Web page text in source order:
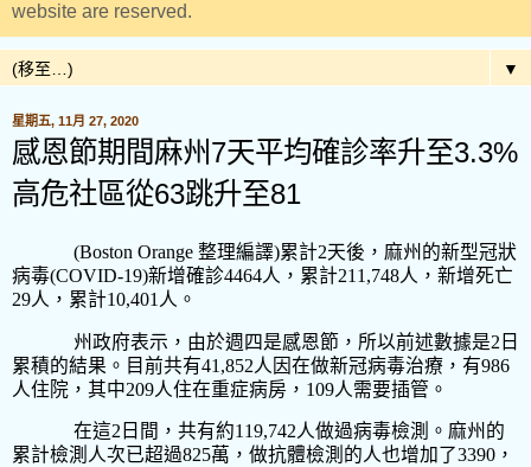
website are reserved.
▼
星期五, 11月 27, 2020
感恩節期間麻州7天平均確診率升至3.3%
高危社區從63跳升至81
(Boston Orange 整理編譯)累計2天後，麻州的新型冠狀
病毒(COVID-19)新增確診4464人，累計211,748人，新增死亡
29人，累計10,401 人。
州政府表示，由於週四是感恩節，所以前述數據是2 日
累積的結果。目前共有41,852人因在做新冠病毒治療，有986
人住院，其中209人住在重症病房， 109人需要插管。
在這2 日間，共有約119,742人做過病毒檢測。麻州的
累計檢測人次已超過825萬，做抗體檢測的人也增加了3390 ，